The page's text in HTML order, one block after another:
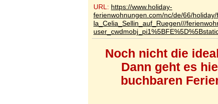
URL: https://www.holiday-
ferienwohnungen.com/nc/de/66/
la_Celia_Sellin_auf_Ruegen///
Noch nicht die
Dann geht es
buchbaren